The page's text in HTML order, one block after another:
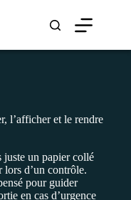
l’afficher et le rendre
juste un papier collé
d’un contrôle.
pour guider
en cas d’urgence